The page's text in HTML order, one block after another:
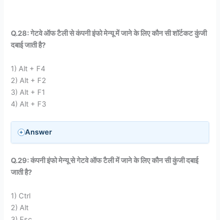
Q.28: गेटवे ऑफ टैली से कंपनी इंफो मेन्यू में जाने के लिए कौन सी शॉर्टकट कुंजी
दबाई जाती है?
1) Alt + F4
2) Alt + F2
3) Alt + F1
4) Alt + F3
Answer
Q.29: कंपनी इंफो मेन्यू से गेटवे ऑफ टैली में जाने के लिए कौन सी कुंजी दबाई
जाती है?
1) Ctrl
2) Alt